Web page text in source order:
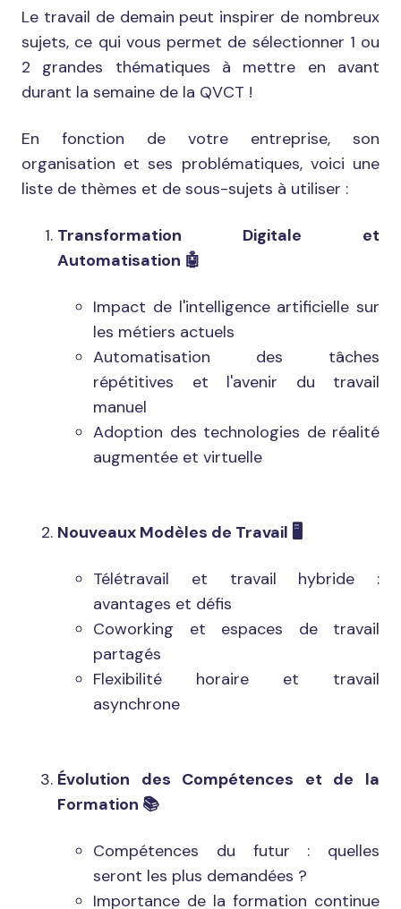
Le travail de demain peut inspirer de nombreux
sujets, ce qui vous permet de sélectionner 1 ou
2 grandes thématiques à mettre en avant
durant la semaine de la QVCT !
En fonction de votre entreprise, son
organisation et ses problématiques, voici une
liste de thèmes et de sous-sujets à utiliser :
Transformation Digitale et
Automatisation 🤖
Impact de l'intelligence artificielle sur
les métiers actuels
Automatisation des tâches
répétitives et l'avenir du travail
manuel
Adoption des technologies de réalité
augmentée et virtuelle
Nouveaux Modèles de Travail 🖥️
Télétravail et travail hybride :
avantages et défis
Coworking et espaces de travail
partagés
Flexibilité horaire et travail
asynchrone
Évolution des Compétences et de la
Formation 📚
Compétences du futur : quelles
seront les plus demandées ?
Importance de la formation continue